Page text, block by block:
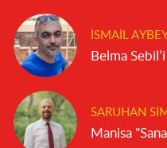
İSMAIL
Belma
SARUHAN
Manisa